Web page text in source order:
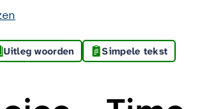
Uitleg woorden Simpele tekst